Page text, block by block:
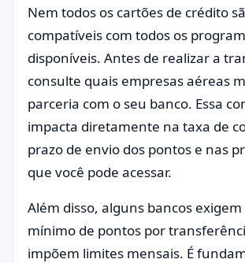
Nem todos os cartões de crédito
compatíveis com todos os
disponíveis. Antes de realizar a
consulte quais empresas aéreas
parceria com o seu banco. Essa
impacta diretamente na taxa de
prazo de envio dos pontos e nas
que você pode acessar.
Além disso, alguns bancos
mínimo de pontos por
impõem limites mensais. É